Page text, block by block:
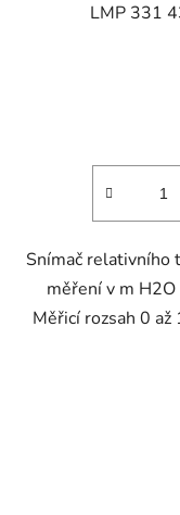
LMP 331
Snímač relativního
měření v m
Měřicí rozsah 0